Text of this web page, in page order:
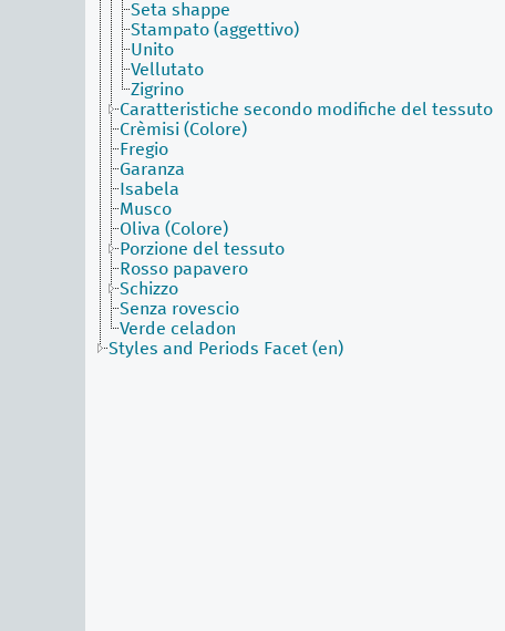
Seta shappe
Stampato (aggettivo)
Unito
Vellutato
Zigrino
Caratteristiche secondo modifiche del tessuto
Crèmisi (Colore)
Fregio
Garanza
Isabela
Musco
Oliva (Colore)
Porzione del tessuto
Rosso papavero
Schizzo
Senza rovescio
Verde celadon
Styles and Periods Facet (en)